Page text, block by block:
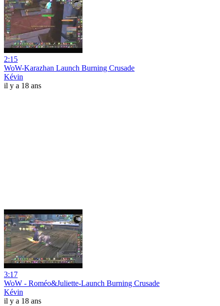
2:15
WoW-Karazhan Launch Burning Crusade
Kévin
il y a 18 ans
3:17
WoW - Roméo&Juliette-Launch Burning Crusade
Kévin
il y a 18 ans